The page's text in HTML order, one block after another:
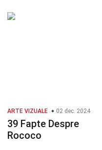
ARTE VIZUALE 02 dec. 2024
39 Fapte Despre
Rococo